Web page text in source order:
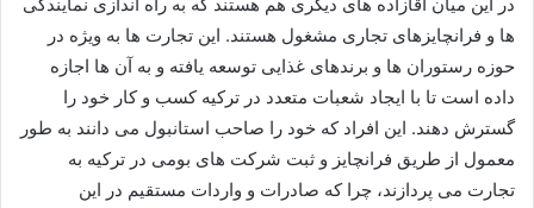
ها و فرانچایزهای تجاری مشغول هستند. این تجارت‌ ها به‌ ویژه در
حوزه رستوران‌ ها و برندهای غذایی توسعه یافته و به آن‌ ها اجازه
داده است تا با ایجاد شعبات متعدد در ترکیه کسب‌ و کار خود را
گسترش دهند. این افراد که خود را صاحب استانبول می دانند به طور
معمول از طریق فرانچایز و ثبت شرکت های بومی در ترکیه به
تجارت می پردازند، چرا که صادرات و واردات مستقیم در این